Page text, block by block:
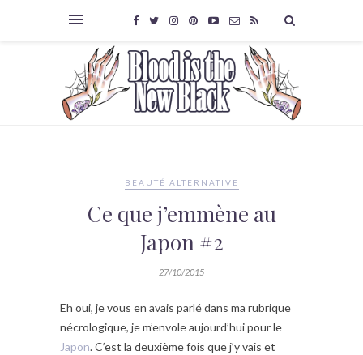
BEAUTÉ ALTERNATIVE
Ce que j’emmène au
Japon #2
27/10/2015
Eh oui, je vous en avais parlé dans ma rubrique
nécrologique, je m’envole aujourd’hui pour le
Japon. C’est la deuxième fois que j’y vais et